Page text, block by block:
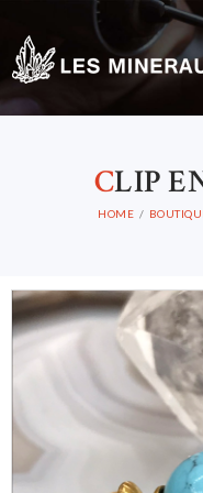
CLIP
HOME